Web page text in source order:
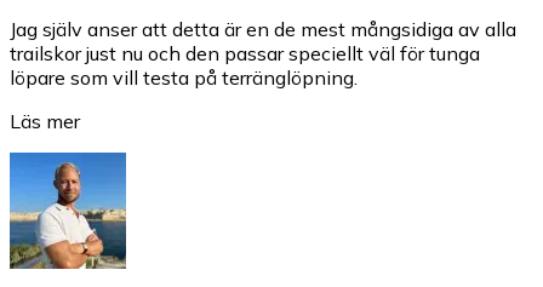
Jag själv anser att detta är en de mest mångsidiga av alla
trailskor just nu och den passar speciellt väl för tunga
löpare som vill testa på terränglöpning.
Läs mer